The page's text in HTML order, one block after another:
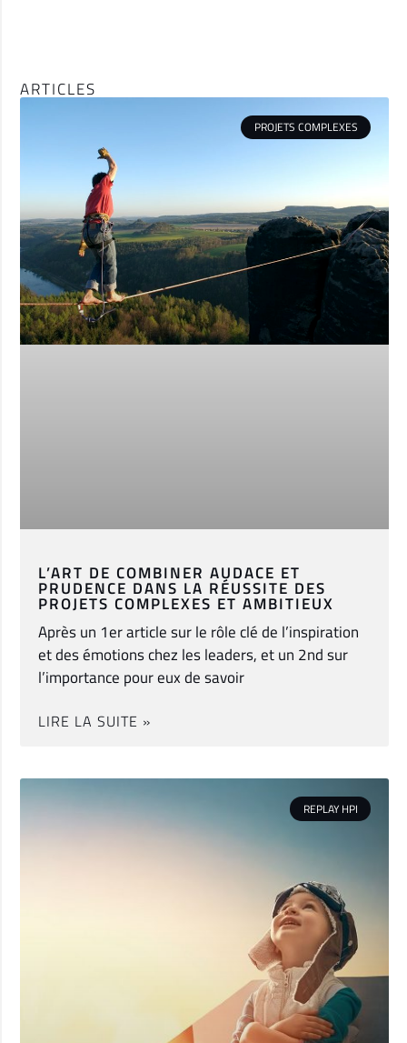
ARTICLES
PROJETS COMPLEXES
L’ART DE COMBINER AUDACE ET
PRUDENCE DANS LA RÉUSSITE DES
PROJETS COMPLEXES ET AMBITIEUX
Après un 1er article sur le rôle clé de l’inspiration
et des émotions chez les leaders, et un 2nd sur
l’importance pour eux de savoir
LIRE LA SUITE »
REPLAY HPI